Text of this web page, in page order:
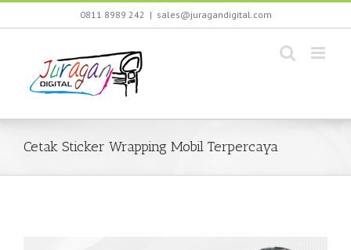
Skip
0811 8989 242 | sales@juragandigital.com
Cetak Sticker Wrapping Mobil Terpercaya